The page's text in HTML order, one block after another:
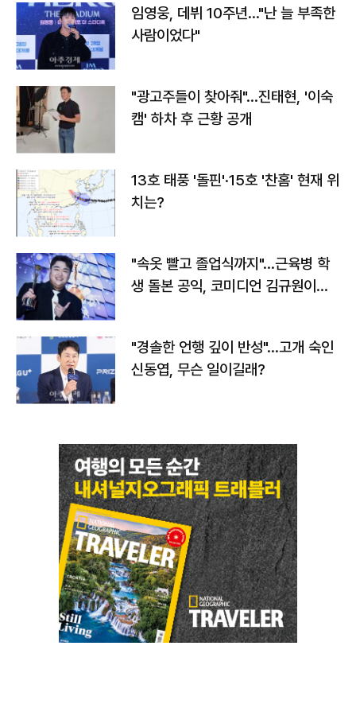
임영웅, 데뷔 10주년…"난 늘 부족한
사람이었다"
"광고주들이 찾아줘"…진태현, '이숙
캠' 하차 후 근황 공개
13호 태풍 '돌핀'·15호 '찬홈' 현재 위
치는?
"속옷 빨고 졸업식까지"…근육병 학
생 돌본 공익, 코미디언 김규원이었
"경솔한 언행 깊이 반성"…고개 숙인
신동엽, 무슨 일이길래?